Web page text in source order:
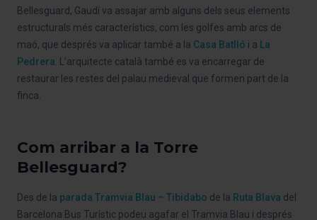
Bellesguard, Gaudí va assajar amb alguns dels seus elements
estructurals més característics, com les golfes amb arcs de
maó, que després va aplicar també a la Casa Batlló i a
La
Pedrera . L’arquitecte català també es va encarregar de
restaurar les restes del palau medieval que formen part de la
finca.
Com arribar a la Torre
Bellesguard?
Des de la parada Tramvia Blau – Tibidabo de la Ruta Blava del
Barcelona Bus Turístic podeu agafar el Tramvia Blau i després